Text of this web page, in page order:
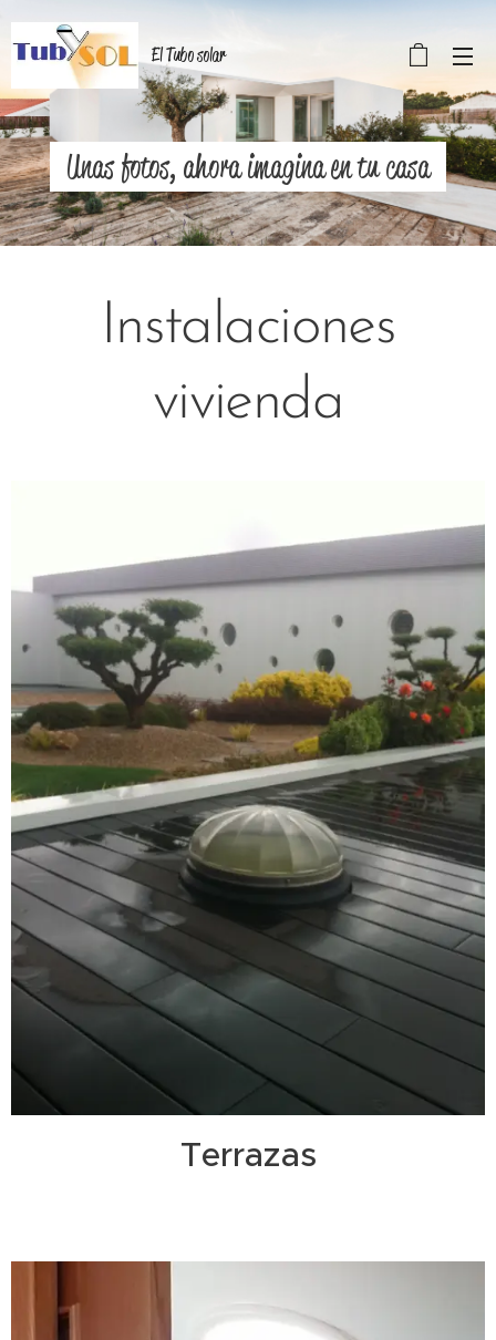
El Tubo solar
Unas fotos, ahora imagina en tu casa
Instalaciones
vivienda
Terrazas